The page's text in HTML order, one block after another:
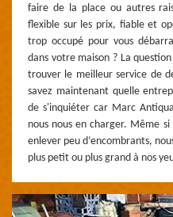
faire de la place ou autres
flexible sur les prix, fiable et
trop occupé pour vous
dans votre maison ? La
trouver le meilleur service de
savez maintenant quelle
de s'inquiéter car Marc
nous nous en charger. Même
enlever peu d’encombrants,
plus petit ou plus grand à nos